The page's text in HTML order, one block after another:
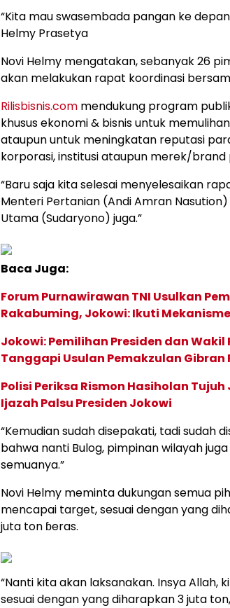
“Kita mau swasembada pangan ke
Helmy Prasetya
Novi Helmy mengatakan, sebanyak 26
akan melakukan rapat koordinasi
Rilisbisnis.com mendukung program
khusus ekonomi & bisnis untuk
ataupun untuk meningkatan reputasi
korporasi, institusi ataupun merek/brand
“Baru saja kita selesai menyelesaikan
Menteri Pertanian (Andi Amran
Utama (Sudaryono) juga.”
Baca Juga:
Forum Purnawirawan TNI Usulkan
Rakabuming, Jokowi: Ikuti
Jokowi: Pemilihan Presiden dan Wakil
Tanggapi Usulan Pemakzulan Gibran
Polisi Periksa Rismon Hasiholan
Ijazah Palsu Presiden Jokowi
“Kemudian sudah disepakati, tadi sudah
bahwa nanti Bulog, pimpinan wilayah
semuanya.”
Novi Helmy meminta dukungan semua
mencapai target, sesuai dengan yang
juta ton ɓeras.
“Nanti kita akan laksanakan. Insya Allah,
sesuai dengan yang diharapkan 3 juta